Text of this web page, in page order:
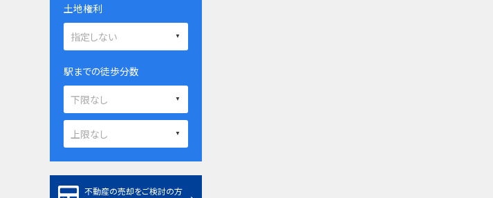
土地権利
駅までの徒歩分数
不動産の売却をご検討の方